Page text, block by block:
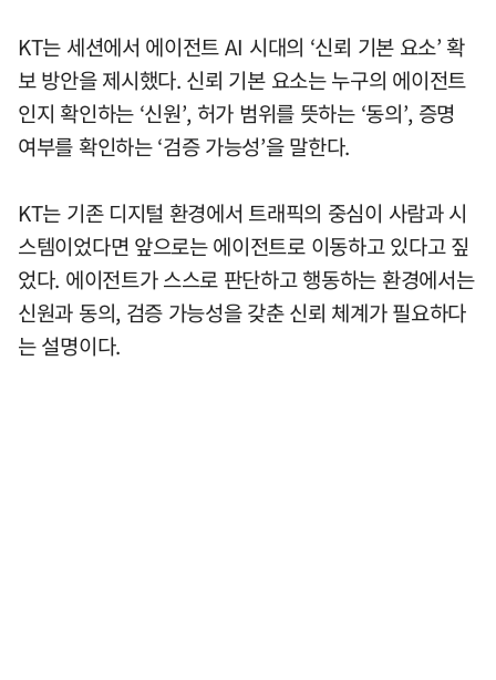
KT는 세션에서 에이전트 AI 시대의 ‘신뢰 기본 요소’ 확
보 방안을 제시했다. 신뢰 기본 요소는 누구의 에이전트
인지 확인하는 ‘신원’, 허가 범위를 뜻하는 ‘동의’, 증명
여부를 확인하는 ‘검증 가능성’을 말한다.
KT는 기존 디지털 환경에서 트래픽의 중심이 사람과 시
스템이었다면 앞으로는 에이전트로 이동하고 있다고 짚
었다. 에이전트가 스스로 판단하고 행동하는 환경에서는
신원과 동의, 검증 가능성을 갖춘 신뢰 체계가 필요하다
는 설명이다.